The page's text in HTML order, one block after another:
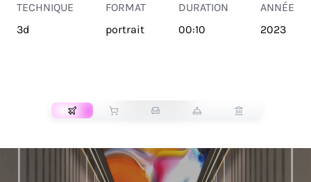
TECHNIQUE
3d
FORMAT
portrait
DURATION
00:10
ANNÉE
2023